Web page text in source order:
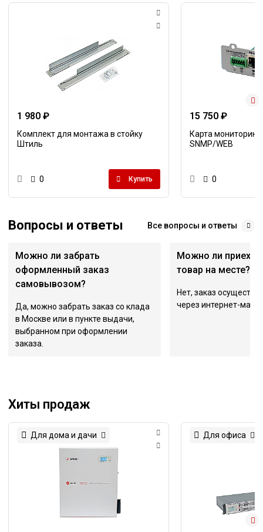
1 980 ₽
Комплект для монтажа в стойку
Штиль
0 Купить
15 750 ₽
Карта
SNMP/WEB
0
Вопросы и ответы Все вопросы и ответы
Можно ли забрать
оформленный заказ
самовывозом?
Да, можно забрать заказ со клада
в Москве или в пункте выдачи,
выбранном при оформлении
заказа.
Можно ли
товар на месте?
Нет, заказ
через интернет-
Хиты продаж
Для дома и дачи Для офиса